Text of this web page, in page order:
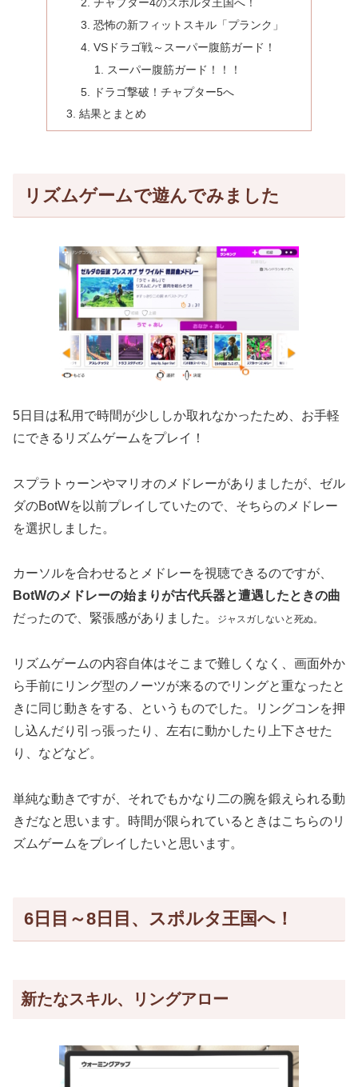
恐怖の新フィットスキル「プランク」
VSドラゴ戦～スーパー腹筋ガード！
スーパー腹筋ガード！！！
ドラゴ撃破！チャプター5へ
結果とまとめ
リズムゲームで遊んでみました
5日目は私用で時間が少ししか取れなかったため、お手軽
にできるリズムゲームをプレイ！
スプラトゥーンやマリオのメドレーがありましたが、ゼル
ダのBotWを以前プレイしていたので、そちらのメドレー
を選択しました。
カーソルを合わせるとメドレーを視聴できるのですが、
BotWのメドレーの始まりが古代兵器と遭遇したときの曲
だったので、緊張感がありました。
ジャスガしないと死ぬ。
リズムゲームの内容自体はそこまで難しくなく、画面外か
ら手前にリング型のノーツが来るのでリングと重なったと
きに同じ動きをする、というものでした。リングコンを押
し込んだり引っ張ったり、左右に動かしたり上下させた
り、などなど。
単純な動きですが、それでもかなり二の腕を鍛えられる動
きだなと思います。時間が限られているときはこちらのリ
ズムゲームをプレイしたいと思います。
6日目～8日目、スポルタ王国へ！
新たなスキル、リングアロー